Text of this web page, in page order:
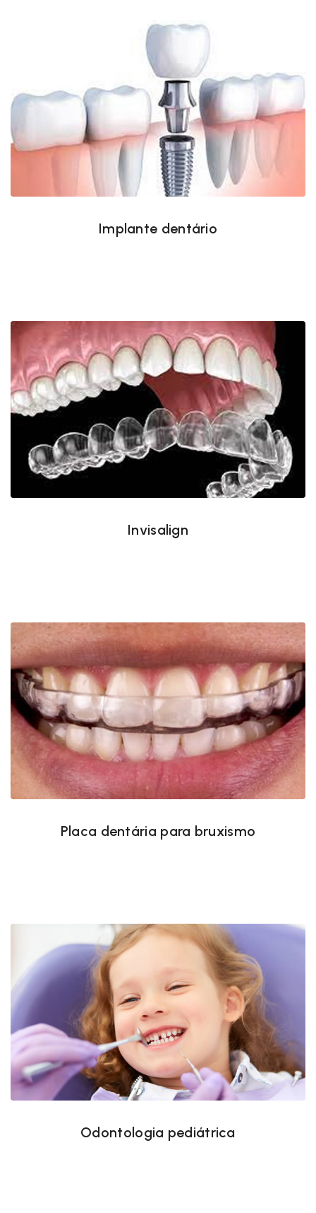
Implante dentário
Implante dentário
Invisalign
Invisalign
Placa dentária para bruxismo
Placa dentária para bruxismo
Odontologia pediátrica
Odontologia pediátrica